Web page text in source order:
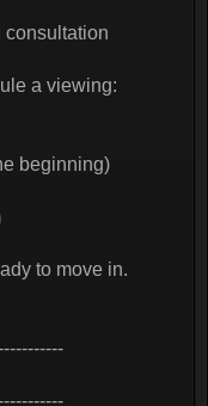
consultation
a viewing:
beginning)
to move in.